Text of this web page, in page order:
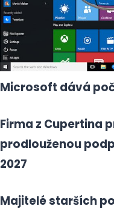
Microsoft dává
Firma z Cupertina
prodlouženou
2027
Majitelé starších